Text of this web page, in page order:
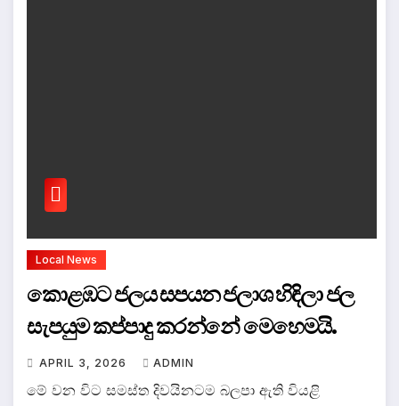
Local News
කොළඹට ජලය සපයන ජලාශ හිඳිලා ජල
සැපයුම කප්පාදු කරන්නේ මෙහෙමයි.
APRIL 3, 2026 ADMIN
මේ වන විට සමස්ත දිවයිනටම බලපා ඇති වියළි